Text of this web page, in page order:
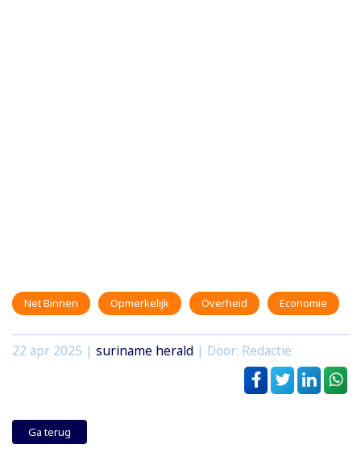
Net Binnen Opmerkelijk Overheid Economie
22 apr 2025 | suriname herald | Door: Redactie
Ga terug